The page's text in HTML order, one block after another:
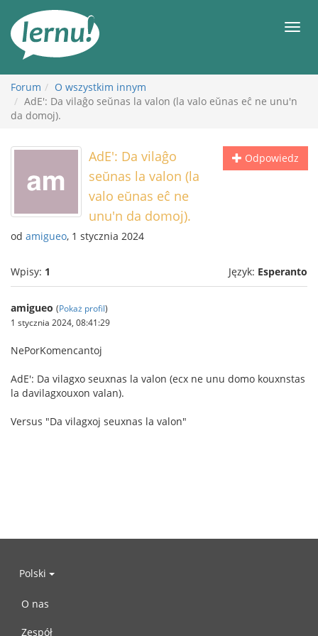
Forum
O wszystkim innym
AdE': Da vilaĝo seŭnas la valon (la valo eŭnas eĉ ne unu'n
da domoj).
Odpowiedz
AdE': Da vilaĝo
seŭnas la valon (la
valo eŭnas eĉ ne
unu'n da domoj).
od amigueo, 1 stycznia 2024
Wpisy: 1 Język: Esperanto
amigueo (Pokaż profil)
1 stycznia 2024, 08:41:29
NePorKomencantoj
AdE': Da vilagxo seuxnas la valon (ecx ne unu domo kouxnstas
la davilagxouxon valan).
Versus "Da vilagxoj seuxnas la valon"
Polski
O nas
Zespół